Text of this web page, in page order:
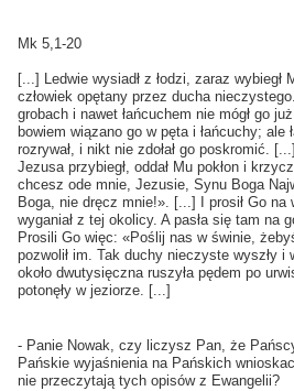
Mk 5,1-20
[...] Ledwie wysiadł z łodzi, zaraz wybiegł
człowiek opętany przez ducha
grobach i nawet łańcuchem nie mógł go
bowiem wiązano go w pęta i łańcuchy; ale
rozrywał, i nikt nie zdołał go poskromić.
Jezusa przybiegł, oddał Mu pokłon i
chcesz ode mnie, Jezusie, Synu Boga
Boga, nie dręcz mnie!». [...] I prosił Go
wyganiał z tej okolicy. A pasła się tam na
Prosili Go więc: «Poślij nas w świnie,
pozwolił im. Tak duchy nieczyste wyszły i
około dwutysięczna ruszyła pędem po
potonęły w jeziorze. [...]
- Panie Nowak, czy liczysz Pan, że
Pańskie wyjaśnienia na Pańskich
nie przeczytają tych opisów z Ewangelii?